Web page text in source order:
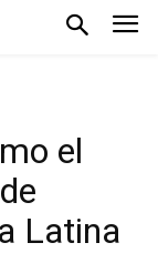
el
Latina